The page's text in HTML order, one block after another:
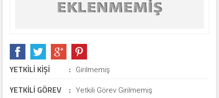
YETKİLİ KİŞİ : Girilmemiş
YETKİLİ GÖREV : Yetkili Görev Girilmemiş